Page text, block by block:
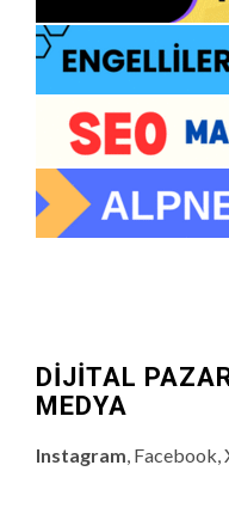
DİJİTAL
MEDYA
Instagram ,